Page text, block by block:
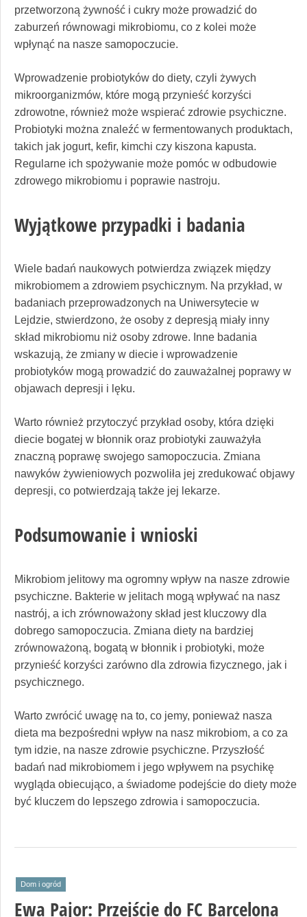
przetworzoną żywność i cukry może prowadzić do
zaburzeń równowagi mikrobiomu, co z kolei może
wpłynąć na nasze samopoczucie.
Wprowadzenie probiotyków do diety, czyli żywych
mikroorganizmów, które mogą przynieść korzyści
zdrowotne, również może wspierać zdrowie psychiczne.
Probiotyki można znaleźć w fermentowanych produktach,
takich jak jogurt, kefir, kimchi czy kiszona kapusta.
Regularne ich spożywanie może pomóc w odbudowie
zdrowego mikrobiomu i poprawie nastroju.
Wyjątkowe przypadki i badania
Wiele badań naukowych potwierdza związek między
mikrobiomem a zdrowiem psychicznym. Na przykład, w
badaniach przeprowadzonych na Uniwersytecie w
Lejdzie, stwierdzono, że osoby z depresją miały inny
skład mikrobiomu niż osoby zdrowe. Inne badania
wskazują, że zmiany w diecie i wprowadzenie
probiotyków mogą prowadzić do zauważalnej poprawy w
objawach depresji i lęku.
Warto również przytoczyć przykład osoby, która dzięki
diecie bogatej w błonnik oraz probiotyki zauważyła
znaczną poprawę swojego samopoczucia. Zmiana
nawyków żywieniowych pozwoliła jej zredukować objawy
depresji, co potwierdzają także jej lekarze.
Podsumowanie i wnioski
Mikrobiom jelitowy ma ogromny wpływ na nasze zdrowie
psychiczne. Bakterie w jelitach mogą wpływać na nasz
nastrój, a ich zrównoważony skład jest kluczowy dla
dobrego samopoczucia. Zmiana diety na bardziej
zrównoważoną, bogatą w błonnik i probiotyki, może
przynieść korzyści zarówno dla zdrowia fizycznego, jak i
psychicznego.
Warto zwrócić uwagę na to, co jemy, ponieważ nasza
dieta ma bezpośredni wpływ na nasz mikrobiom, a co za
tym idzie, na nasze zdrowie psychiczne. Przyszłość
badań nad mikrobiomem i jego wpływem na psychikę
wygląda obiecująco, a świadome podejście do diety może
być kluczem do lepszego zdrowia i samopoczucia.
Dom i ogród
Ewa Pajor: Przejście do FC Barcelona